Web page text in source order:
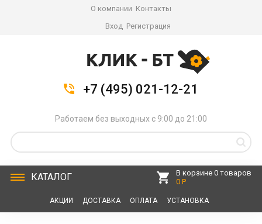
О компании Контакты
Вход Регистрация
+7 (495) 021-12-21
Работаем без выходных с 9:00 до 21:00
КАТАЛОГ
В корзине 0 товаров
0 Р
АКЦИИ ДОСТАВКА ОПЛАТА УСТАНОВКА